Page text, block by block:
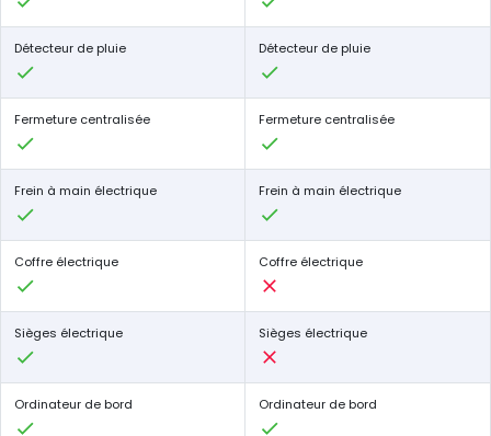
Détecteur de pluie Détecteur de pluie
Fermeture centralisée Fermeture centralisée
Frein à main électrique Frein à main électrique
Coffre électrique Coffre électrique
Sièges électrique Sièges électrique
Ordinateur de bord Ordinateur de bord